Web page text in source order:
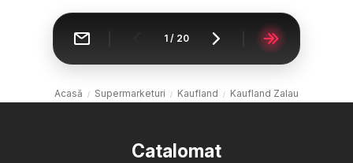
1 / 20
Acasă Supermarketuri Kaufland Kaufland Zalau
Catalomat